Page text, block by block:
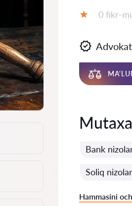
Fikrlar:
0 fikr-
Advokat
Bank
Soliq
Hammasini